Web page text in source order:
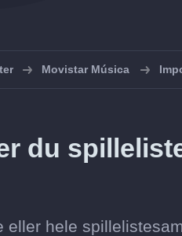
Movistar Música
du
eller hele